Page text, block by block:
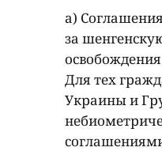
а)
за
Для тех
Украины и